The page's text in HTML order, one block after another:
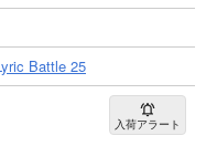
Battle 25
入荷アラート